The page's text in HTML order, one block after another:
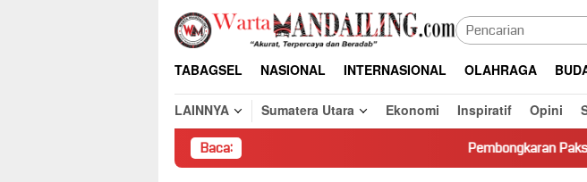
Loncat
konten
TABAGSEL NASIONAL INTERNASIONAL OLAHRAGA
LAINNYA
Sumatera Utara Ekonomi Inspiratif Opini
Baca: Pembongkaran Paksa Rumah Warga